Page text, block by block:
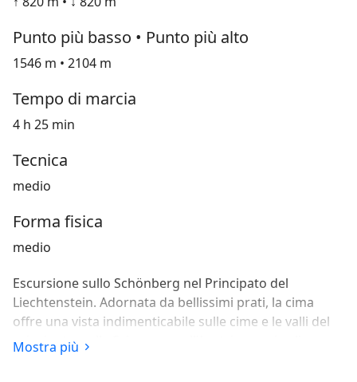
Punto più basso • Punto più alto
1546 m • 2104 m
Tempo di marcia
4 h 25 min
Tecnica
medio
Forma fisica
medio
Escursione sullo Schönberg nel Principato del
Liechtenstein. Adornata da bellissimi prati, la cima
offre una vista indimenticabile sulle cime e le valli del
principato, sulla Svizzera e sull’Austria, grazie alla sua
posizione nel cuore delle Alpi del Liechtenstein.
Mostra più